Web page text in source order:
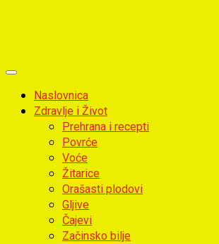
Primary
MenuNaslovnica
Zdravlje i Život
Prehrana i recepti
Povrće
Voće
Žitarice
Orašasti plodovi
Gljive
Čajevi
Začinsko bilje